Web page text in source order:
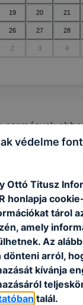
19 20 21
26 27 28
2 3 4
események
védelme
Ottó Titusz
honlapja
tárol
amely
Az
dönteni arról,
kívánja
talál.